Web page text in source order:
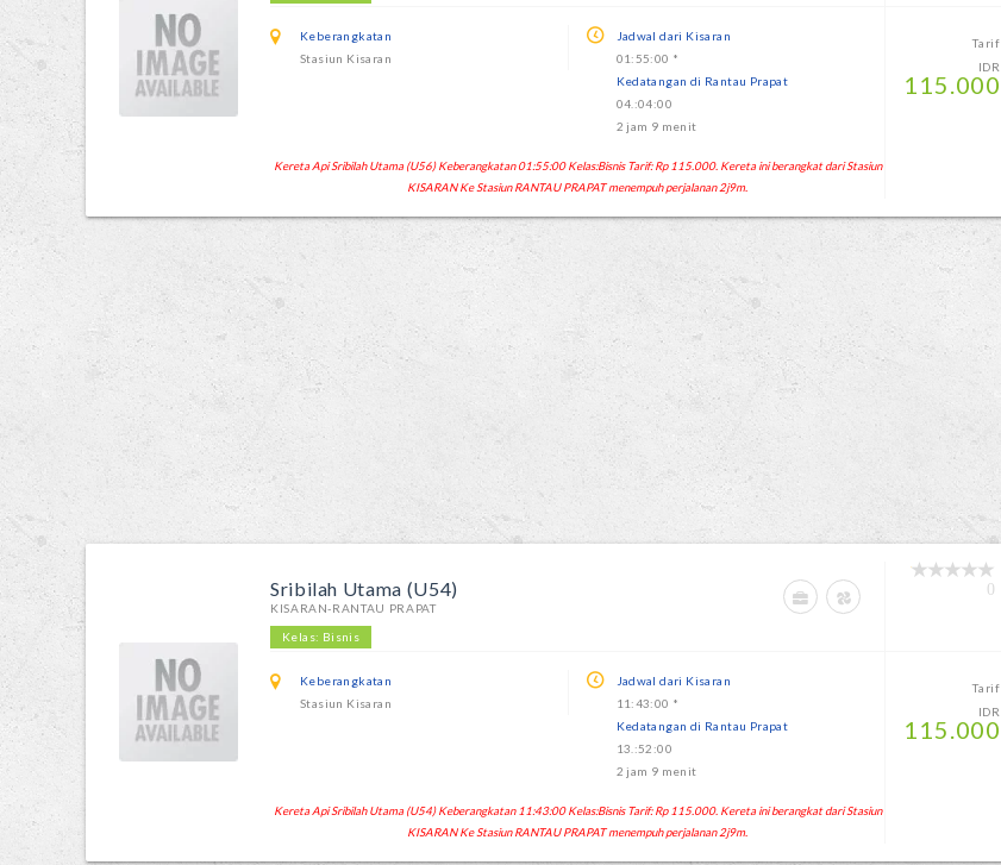
Keberangkatan
Stasiun Kisaran
Jadwal dari Kisaran
01:55:00 *
Kedatangan di Rantau Prapat
04.:04:00
2 jam 9 menit
Tarif
IDR
115.000
Kereta Api Sribilah Utama (U56) Keberangkatan 01:55:00 Kelas:Bisnis Tarif: Rp 115.000. Kereta ini berangkat dari Stasiun
KISARAN Ke Stasiun RANTAU PRAPAT menempuh perjalanan 2j9m.
Sribilah Utama (U54)
KISARAN-RANTAU PRAPAT
Kelas: Bisnis
0
Keberangkatan
Stasiun Kisaran
Jadwal dari Kisaran
11:43:00 *
Kedatangan di Rantau Prapat
13.:52:00
2 jam 9 menit
Tarif
IDR
115.000
Kereta Api Sribilah Utama (U54) Keberangkatan 11:43:00 Kelas:Bisnis Tarif: Rp 115.000. Kereta ini berangkat dari Stasiun
KISARAN Ke Stasiun RANTAU PRAPAT menempuh perjalanan 2j9m.